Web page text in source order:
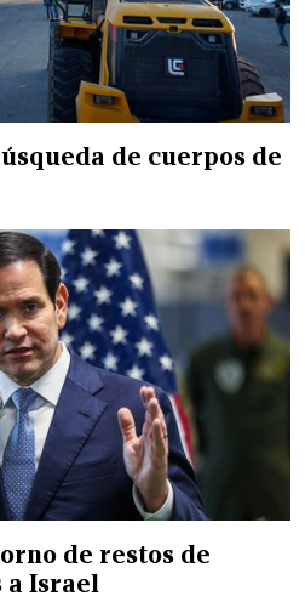
de cuerpos de
de restos de
a Israel